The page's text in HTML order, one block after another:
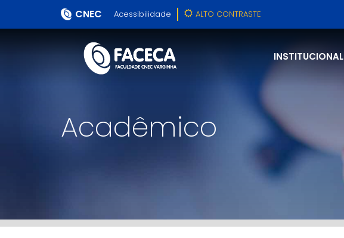
CNEC Acessibilidade ALTO CONTRASTE
INSTITUCIONAL
Acadêmico